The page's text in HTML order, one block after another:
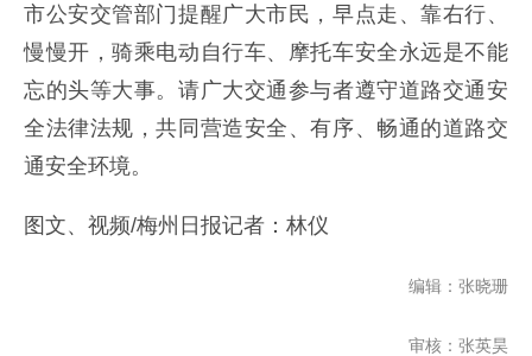
市公安交管部门提醒广大市民，早点走、靠右行、
慢慢开，骑乘电动自行车、摩托车安全永远是不能
忘的头等大事。请广大交通参与者遵守道路交通安
全法律法规，共同营造安全、有序、畅通的道路交
通安全环境。
图文、视频/梅州日报记者：林仪
编辑：张晓珊
审核：张英昊